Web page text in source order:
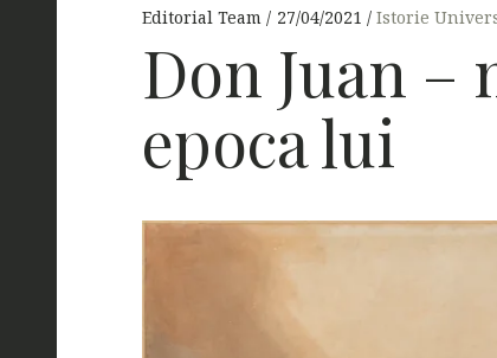
Editorial Team 27/04/2021 Istorie
Don Juan
epoca lui